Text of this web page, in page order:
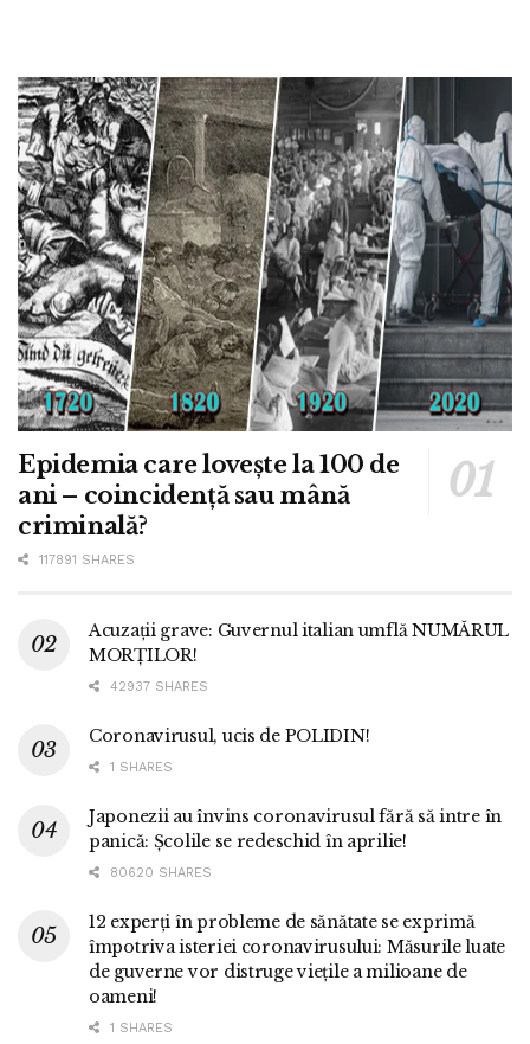
Epidemia care lovește la 100 de
ani – coincidență sau mână
criminală?
117891 SHARES
Acuzații grave: Guvernul italian umflă NUMĂRUL
MORȚILOR!
42937 SHARES
Coronavirusul, ucis de POLIDIN!
1 SHARES
Japonezii au învins coronavirusul fără să intre în
panică: Școlile se redeschid în aprilie!
80620 SHARES
12 experți în probleme de sănătate se exprimă
împotriva isteriei coronavirusului: Măsurile luate
de guverne vor distruge viețile a milioane de
oameni!
1 SHARES